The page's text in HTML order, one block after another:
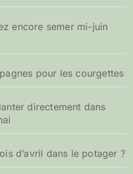
encore semer mi-juin
pour les courgettes
directement dans
d’avril dans le potager ?